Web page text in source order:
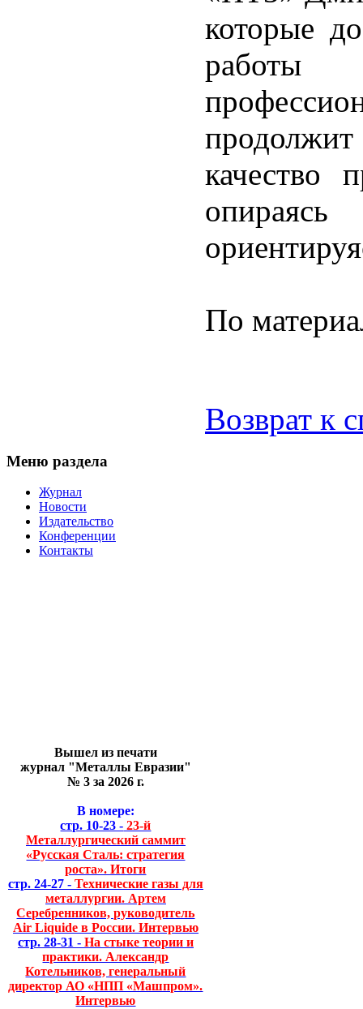
которые
работы
продолжит
качество
По
Возврат к
Меню раздела
Журнал
Новости
Издательство
Конференции
Контакты
Вышел из печати
журнал "Металлы Евразии"
№ 3 за 2026 г.
В номере:
стр. 10-23 - 23-й
Металлургический саммит
«Русская Сталь: стратегия
роста». Итоги
стр. 24-27 - Технические газы для
металлургии. Артем
Серебренников, руководитель
Air Liquide в России. Интервью
стр. 28-31 - На стыке теории и
практики. Александр
Котельников, генеральный
директор АО «НПП «Машпром».
Интервью